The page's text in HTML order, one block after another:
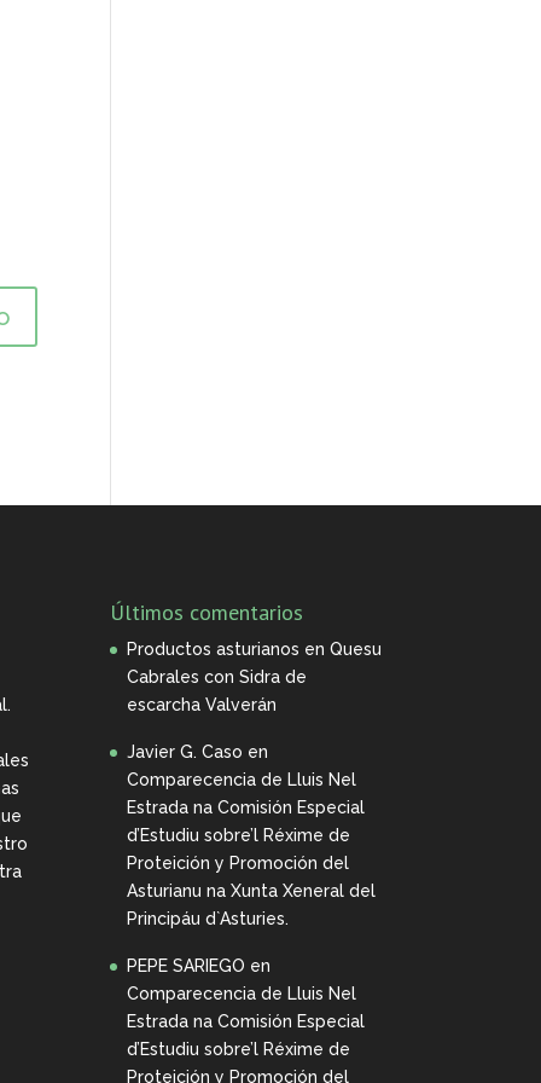
Últimos comentarios
Productos asturianos en Quesu
Cabrales con Sidra de
escarcha Valverán
Javier G. Caso en
Comparecencia de Lluis Nel
Estrada na Comisión Especial
d’Estudiu sobre’l Réxime de
Proteición y Promoción del
Asturianu na Xunta Xeneral del
Principáu d`Asturies.
PEPE SARIEGO en
Comparecencia de Lluis Nel
Estrada na Comisión Especial
d’Estudiu sobre’l Réxime de
Proteición y Promoción del